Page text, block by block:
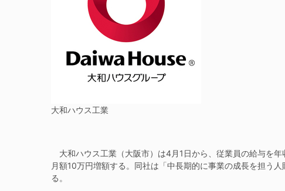
大和ハウス工業
大和ハウス工業（大阪市）は4月1日から、従業員の給与を
月額10万円増額する。同社は「中長期的に事業の成長を担う
る。